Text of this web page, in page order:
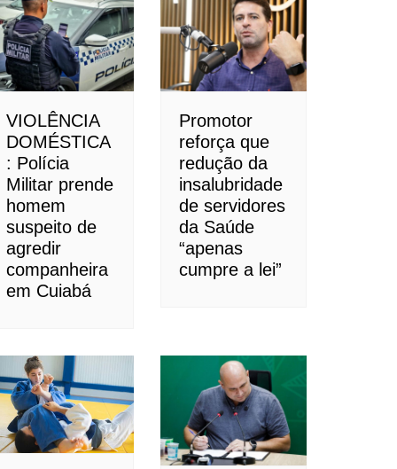
VIOLÊNCIA
DOMÉSTICA
: Polícia
Militar prende
homem
suspeito de
agredir
companheira
em Cuiabá
Promotor
reforça que
redução da
insalubridade
de servidores
da Saúde
“apenas
cumpre a lei”